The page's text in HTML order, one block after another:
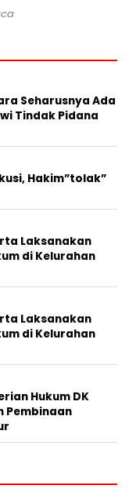
Seharusnya Ada
Tindak Pidana
Hakim”tolak”
Laksanakan
di Kelurahan
Laksanakan
di Kelurahan
Hukum DK
Pembinaan